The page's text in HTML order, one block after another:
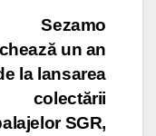
Sezamo
un an
la lansarea
colectării
SGR,